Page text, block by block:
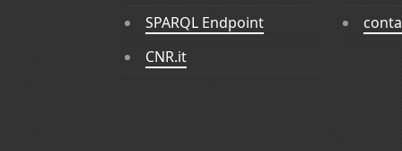
SPARQL Endpoint
CNR.it